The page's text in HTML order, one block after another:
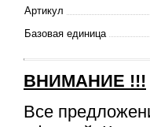
Артикул
Базовая единица
ВНИМАНИЕ !!!
Все